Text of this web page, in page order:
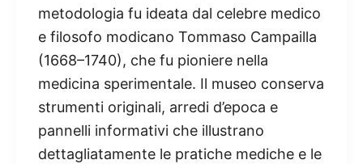
metodologia fu ideata dal celebre medico
e filosofo modicano Tommaso Campailla
(1668–1740), che fu pioniere nella
medicina sperimentale. Il museo conserva
strumenti originali, arredi d’epoca e
pannelli informativi che illustrano
dettagliatamente le pratiche mediche e le